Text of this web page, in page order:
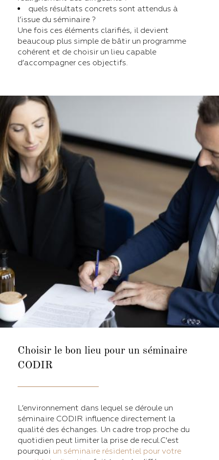
quels résultats concrets sont attendus à
l’issue du séminaire ?
Une fois ces éléments clarifiés, il devient
beaucoup plus simple de bâtir un programme
cohérent et de choisir un lieu capable
d’accompagner ces objectifs.
Choisir le bon lieu pour un séminaire
CODIR
L’environnement dans lequel se déroule un
séminaire CODIR influence directement la
qualité des échanges. Un cadre trop proche du
quotidien peut limiter la prise de recul.C'est
pourquoi un séminaire résidentiel pour votre